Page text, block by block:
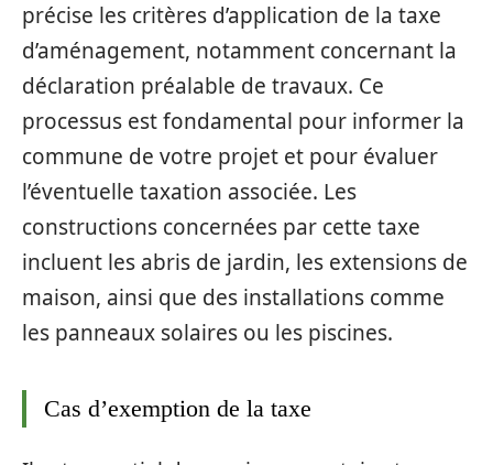
précise les critères d’application de la taxe
d’aménagement, notamment concernant la
déclaration préalable de travaux. Ce
processus est fondamental pour informer la
commune de votre projet et pour évaluer
l’éventuelle taxation associée. Les
constructions concernées par cette taxe
incluent les abris de jardin, les extensions de
maison, ainsi que des installations comme
les panneaux solaires ou les piscines.
Cas d’exemption de la taxe